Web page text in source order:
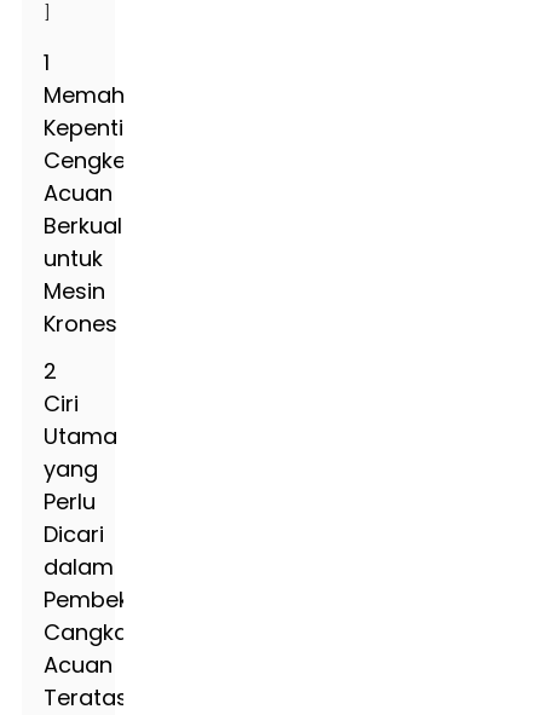
1
Memahami
Kepentingan
Cengkerang
Acuan
Berkualiti
untuk
Mesin
Krones
2
Ciri
Utama
yang
Perlu
Dicari
dalam
Pembekal
Cangkang
Acuan
Teratas